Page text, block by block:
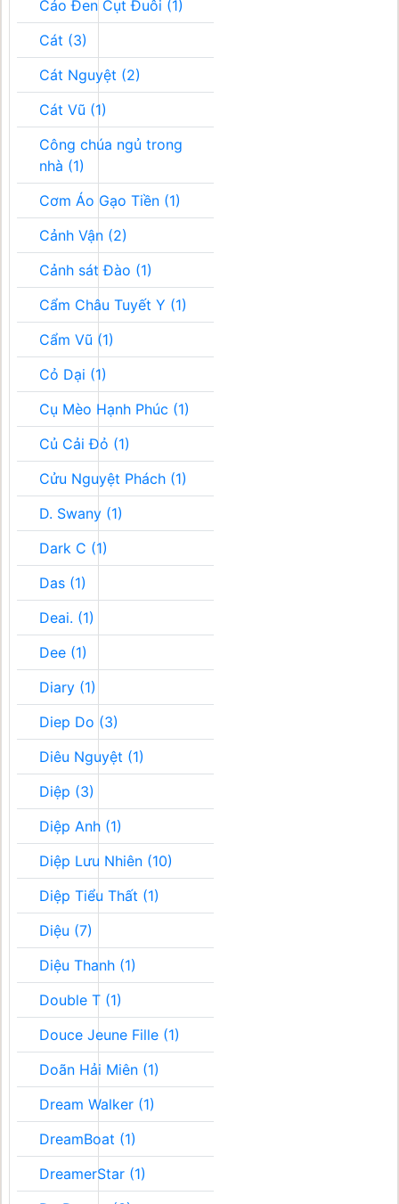
Cáo Đen Cụt Đuôi (1)
Cát (3)
Cát Nguyệt (2)
Cát Vũ (1)
Công chúa ngủ trong
nhà (1)
Cơm Áo Gạo Tiền (1)
Cảnh Vận (2)
Cảnh sát Đào (1)
Cẩm Châu Tuyết Y (1)
Cẩm Vũ (1)
Cỏ Dại (1)
Cụ Mèo Hạnh Phúc (1)
Củ Cải Đỏ (1)
Cửu Nguyệt Phách (1)
D. Swany (1)
Dark C (1)
Das (1)
Deai. (1)
Dee (1)
Diary (1)
Diep Do (3)
Diêu Nguyệt (1)
Diệp (3)
Diệp Anh (1)
Diệp Lưu Nhiên (10)
Diệp Tiểu Thất (1)
Diệu (7)
Diệu Thanh (1)
Double T (1)
Douce Jeune Fille (1)
Doãn Hải Miên (1)
Dream Walker (1)
DreamBoat (1)
DreamerStar (1)